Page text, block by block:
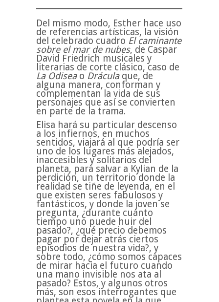
Del mismo modo, Esther hace uso
de referencias artísticas, la visión
del celebrado cuadro El caminante
sobre el mar de nubes, de Caspar
David Friedrich musicales y
literarias de corte clásico, caso de
La Odisea o Dráculaque, de
alguna manera, conforman y
complementan la vida de sus
personajes que así se convierten
en parte de la trama.
Elisa hará su particular descenso
a los infiernos, en muchos
sentidos, viajará al que podría ser
uno de los lugares más alejados,
inaccesibles y solitarios del
planeta, para salvar a Kylian de la
perdición, un territorio donde la
realidad se tiñe de leyenda, en el
que existen seres fabulosos y
fantásticos, y donde la joven se
pregunta, ¿durante cuánto
tiempo uno puede huir del
pasado?, ¿qué precio debemos
pagar por dejar atrás ciertos
episodios de nuestra vida?, y
sobre todo, ¿cómo somos capaces
de mirar hacia el futuro cuando
una mano invisible nos ata al
pasado? Estos, y algunos otros
más, son esos interrogantes que